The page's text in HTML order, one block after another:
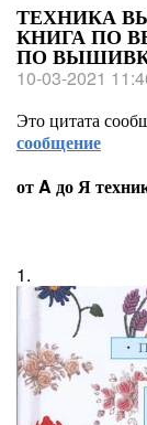
ТЕХНИКА
КНИГА ПО
ПО
10-03-2021
Это цитата
сообщение
от A до Я
1.